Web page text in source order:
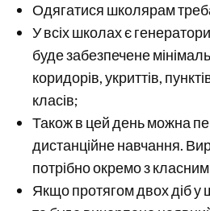
Одягатися школярам
У всіх школах є
буде забезпечене
коридорів, укриттів,
класів;
Також в цей день можна
дистанційне навчання.
потрібно окремо з
Якщо протягом двох діб у